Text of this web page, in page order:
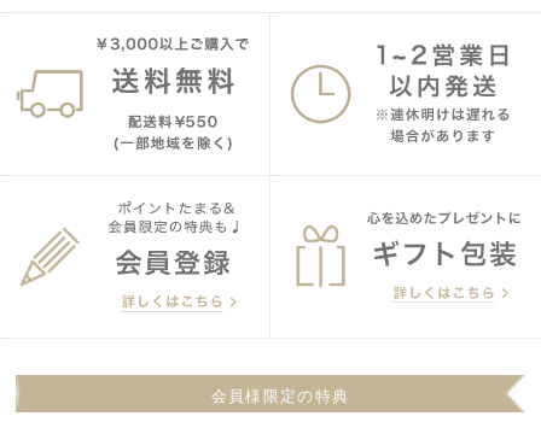
会員様限定の特典